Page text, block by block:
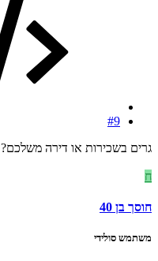
#9
גרים בשכירות או דירה משלכם?
ח
חוסך בן 40
משתמש סולידי